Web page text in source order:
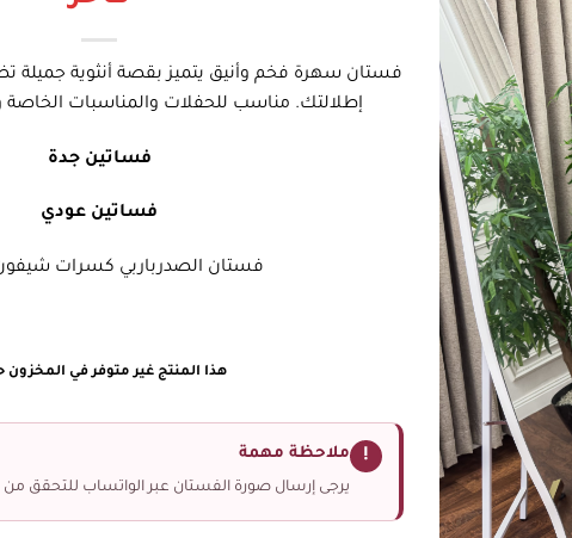
فستان سهرة فخم وأنيق يتميز بقصة أنثوية جميلة
إطلالتك. مناسب للحفلات والمناسبات الخاصة
فساتين جدة
فساتين عودي
فستان الصدرباربي كسرات
هذا المنتج غير متوفر في المخزون
! ملاحظة مهمة
يرجى إرسال صورة الفستان عبر الواتساب للتحقق من